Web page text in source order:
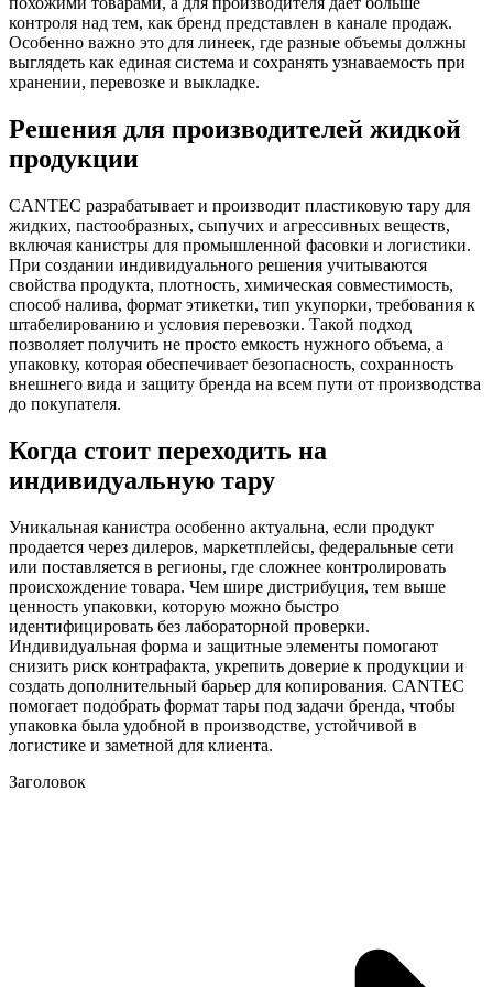
контроля над тем, как бренд представлен в канале продаж.
Особенно важно это для линеек, где разные объемы должны
выглядеть как единая система и сохранять узнаваемость при
хранении, перевозке и выкладке.
Решения для производителей жидкой
продукции
CANTEC разрабатывает и производит пластиковую тару для
жидких, пастообразных, сыпучих и агрессивных веществ,
включая канистры для промышленной фасовки и логистики.
При создании индивидуального решения учитываются
свойства продукта, плотность, химическая совместимость,
способ налива, формат этикетки, тип укупорки, требования к
штабелированию и условия перевозки. Такой подход
позволяет получить не просто емкость нужного объема, а
упаковку, которая обеспечивает безопасность, сохранность
внешнего вида и защиту бренда на всем пути от производства
до покупателя.
Когда стоит переходить на
индивидуальную тару
Уникальная канистра особенно актуальна, если продукт
продается через дилеров, маркетплейсы, федеральные сети
или поставляется в регионы, где сложнее контролировать
происхождение товара. Чем шире дистрибуция, тем выше
ценность упаковки, которую можно быстро
идентифицировать без лабораторной проверки.
Индивидуальная форма и защитные элементы помогают
снизить риск контрафакта, укрепить доверие к продукции и
создать дополнительный барьер для копирования. CANTEC
помогает подобрать формат тары под задачи бренда, чтобы
упаковка была удобной в производстве, устойчивой в
логистике и заметной для клиента.
Заголовок